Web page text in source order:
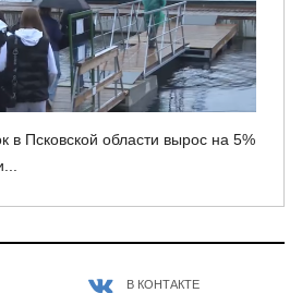
в Псковской области вырос на 5%
В КОНТАКТЕ